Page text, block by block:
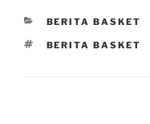
CATEGORIES
BERITA BASKET
TAGS
BERITA BASKET